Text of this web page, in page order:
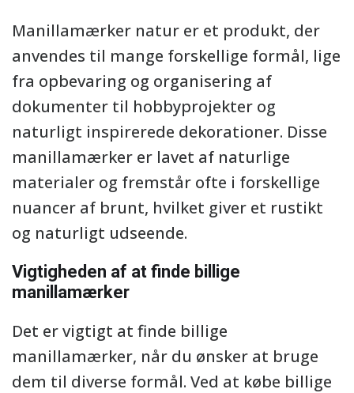
Manillamærker natur er et produkt, der
anvendes til mange forskellige formål, lige
fra opbevaring og organisering af
dokumenter til hobbyprojekter og
naturligt inspirerede dekorationer. Disse
manillamærker er lavet af naturlige
materialer og fremstår ofte i forskellige
nuancer af brunt, hvilket giver et rustikt
og naturligt udseende.
Vigtigheden af at finde billige
manillamærker
Det er vigtigt at finde billige
manillamærker, når du ønsker at bruge
dem til diverse formål. Ved at købe billige